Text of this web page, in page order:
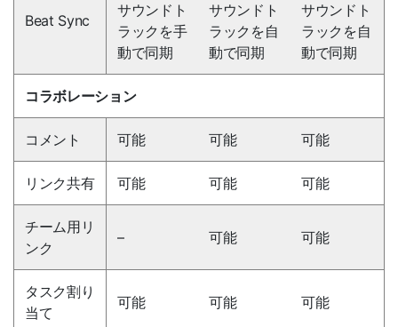
Beat Sync
サウンドト
ラックを手
動で同期
サウンドト
ラックを自
動で同期
サウンドト
ラックを自
動で同期
コラボレーション
コメント 可能 可能 可能
リンク共有 可能 可能 可能
チーム用リ
ンク
– 可能 可能
タスク割り
当て
可能 可能 可能